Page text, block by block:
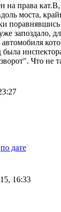
на права
моста,
запоздало,
автомобиля
была
Что не
по дате
16:33